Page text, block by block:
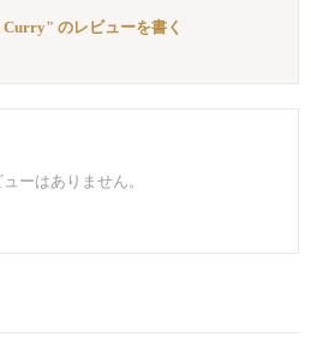
のレビューを書く
ーはありません。